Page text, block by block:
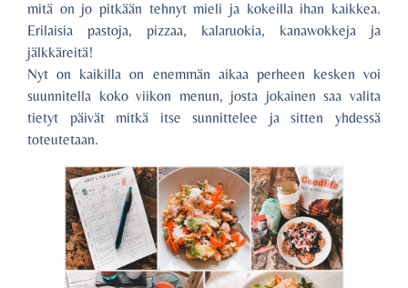
mitä on jo pitkään tehnyt mieli ja kokeilla ihan kaikkea.
Erilaisia pastoja, pizzaa, kalaruokia, kanawokkeja ja
jälkkäreitä!
Nyt on kaikilla on enemmän aikaa perheen kesken voi
suunnitella koko viikon menun, josta jokainen saa valita
tietyt päivät mitkä itse sunnittelee ja sitten yhdessä
toteutetaan.